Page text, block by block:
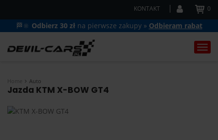
KONTAKT 0
🏁🔆 Odbierz 30 zł na pierwsze zakupy » Odbieram rabat
Home Auto
Jazda KTM X-BOW GT4